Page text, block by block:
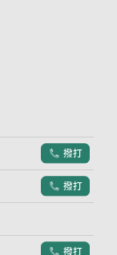
電話符號
撥打
電話符號
撥打
電話符號
撥打